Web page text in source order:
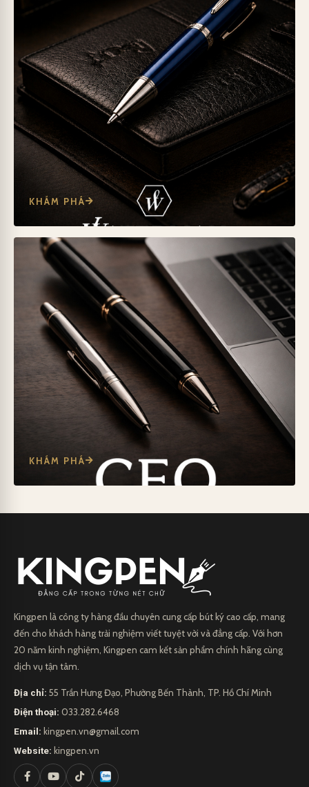
KHÁM PHÁ
KHÁM PHÁ
Kingpen là công ty hàng đầu chuyên cung cấp bút ký cao cấp, mang
đến cho khách hàng trải nghiệm viết tuyệt vời và đẳng cấp. Với hơn
20 năm kinh nghiệm, Kingpen cam kết sản phẩm chính hãng cùng
dịch vụ tận tâm.
Địa chỉ: 55 Trần Hưng Đạo, Phường Bến Thành, TP. Hồ Chí Minh
Điện thoại: 033.282.6468
Email: kingpen.vn@gmail.com
Website: kingpen.vn